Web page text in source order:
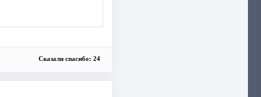
Сказали спасибо: 24